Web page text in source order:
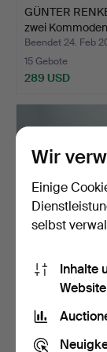
GÜNTER
zwei
Beendet 24. Feb
15 Gebote
289 USD
NILS & KAJSA
STRINNING.
Wandre…
13 Gebote
636 USD
Wir
Einige
selbst
Inhalte